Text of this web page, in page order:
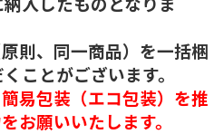
則、同一商品）を一括梱
ことがございます。
易包装（エコ包装）を推
お願いいたします。